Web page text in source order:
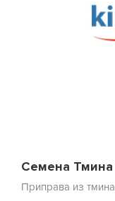
Семена
Приправа из